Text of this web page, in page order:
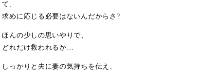
て、
求めに応じる必要はないんだからさ?
ほんの少しの思いやりで、
どれだけ救われるか…
しっかりと夫に妻の気持ちを伝え、